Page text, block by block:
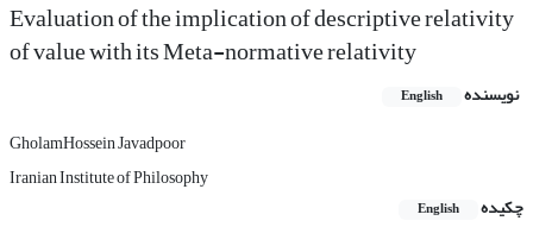
Evaluation of the implication of descriptive relativity
of value with its Meta-normative relativity
نویسنده English
GholamHossein Javadpoor
Iranian Institute of Philosophy
چکیده
English